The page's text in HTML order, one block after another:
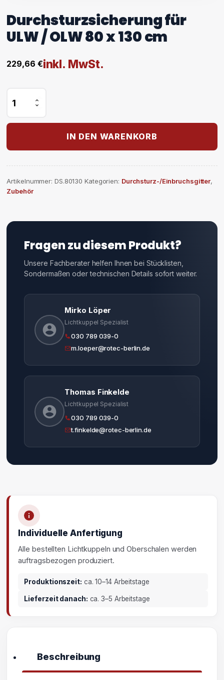
Durchsturzsicherung für
ULW / OLW 80 x 130 cm
229,66 €inkl. MwSt.
für
/
Menge
IN DEN WARENKORB
Artikelnummer: DS.80130 Kategorien: Durchsturz-/Einbruchsgitter,
Zubehör
Fragen zu diesem Produkt?
Unsere Fachberater helfen Ihnen bei Stücklisten,
Sondermaßen oder technischen Details sofort weiter.
Mirko Löper
Lichtkuppel Spezialist
030 789 039-0
m.loeper@rotec-berlin.de
Thomas Finkelde
Lichtkuppel Spezialist
030 789 039-0
t.finkelde@rotec-berlin.de
Individuelle Anfertigung
Alle bestellten Lichtkuppeln und Oberschalen werden
auftragsbezogen produziert.
Produktionszeit: ca. 10–14 Arbeitstage
Lieferzeit danach: ca. 3–5 Arbeitstage
Beschreibung